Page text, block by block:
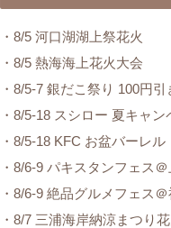
・8/5 河口湖湖上祭花火
・8/5 熱海海上花火大会
・8/5-7 銀だこ祭り 100円引
・8/5-18 スシロー 夏キャン
・8/5-18 KFC お盆バーレル
・8/6-9 パキスタンフェス
・8/6-9 絶品グルメフェス
・8/7 三浦海岸納涼まつり